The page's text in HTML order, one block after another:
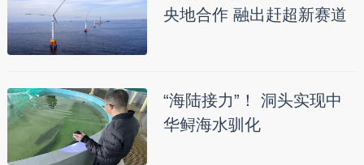
央地合作 融出赶超新赛道
“海陆接力”！ 洞头实现中
华鲟海水驯化